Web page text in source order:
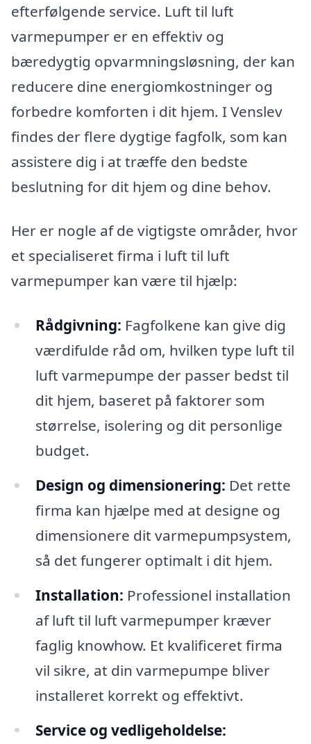
efterfølgende service. Luft til luft
varmepumper er en effektiv og
bæredygtig opvarmningsløsning, der kan
reducere dine energiomkostninger og
forbedre komforten i dit hjem. I Venslev
findes der flere dygtige fagfolk, som kan
assistere dig i at træffe den bedste
beslutning for dit hjem og dine behov.
Her er nogle af de vigtigste områder, hvor
et specialiseret firma i luft til luft
varmepumper kan være til hjælp:
Rådgivning: Fagfolkene kan give dig
værdifulde råd om, hvilken type luft til
luft varmepumpe der passer bedst til
dit hjem, baseret på faktorer som
størrelse, isolering og dit personlige
budget.
Design og dimensionering: Det rette
firma kan hjælpe med at designe og
dimensionere dit varmepumpsystem,
så det fungerer optimalt i dit hjem.
Installation: Professionel installation
af luft til luft varmepumper kræver
faglig knowhow. Et kvalificeret firma
vil sikre, at din varmepumpe bliver
installeret korrekt og effektivt.
Service og vedligeholdelse: